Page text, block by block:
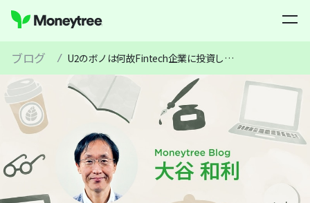
ブログ / U2のボノは何故Fintech企業に投資したのか？